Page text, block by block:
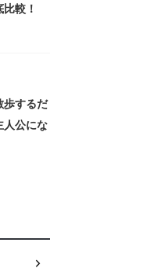
較！
歩するだ
人公にな